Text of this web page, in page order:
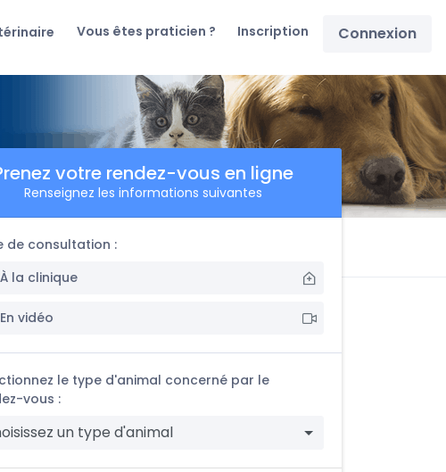
Vous êtes praticien ? Inscription Connexion
votre rendez-vous en ligne
Renseignez les informations suivantes
de consultation :
À la clinique
En vidéo
le type d'animal concerné par le
vous :
un type d'animal